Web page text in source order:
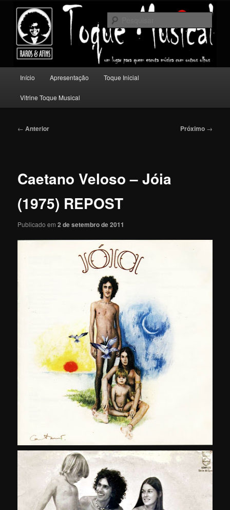
conteúdo
principalToque Musical
Um lugar para quem escuta música com outros olhos.
principal
Início Apresentação Toque Inicial
Vitrine Toque Musical
Navegação
← Anterior Próximo →
Caetano Veloso – Jóia
(1975) REPOST
Publicado em2 de setembro de 2011